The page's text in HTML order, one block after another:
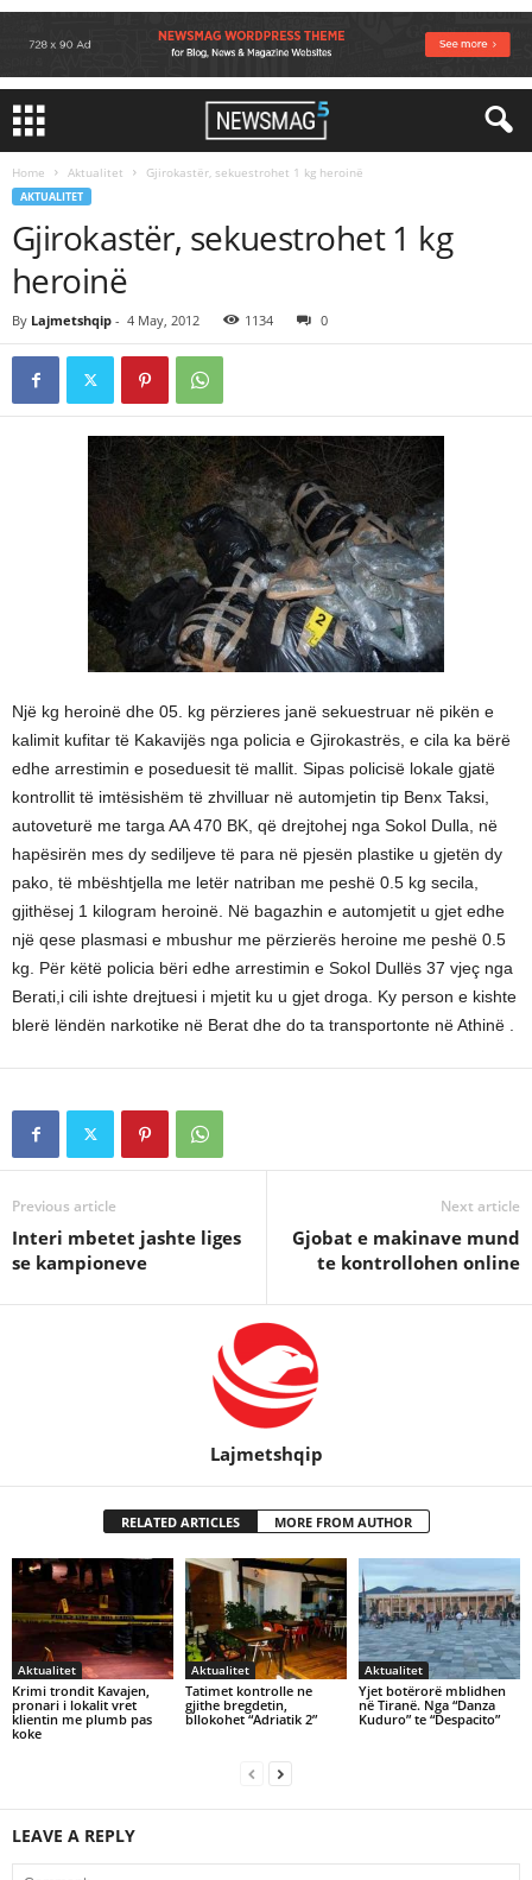
Home Aktualitet Gjirokastër, sekuestrohet 1 kg heroinë
AKTUALITET
Gjirokastër, sekuestrohet 1 kg
heroinë
By Lajmetshqip - 4 May, 2012 1134 0
Një kg heroinë dhe 05. kg përzieres janë sekuestruar në pikën e
kalimit kufitar të Kakavijës nga policia e Gjirokastrës, e cila ka bërë
edhe arrestimin e poseduesit të mallit. Sipas policisë lokale gjatë
kontrollit të imtësishëm të zhvilluar në automjetin tip Benx Taksi,
autoveturë me targa AA 470 BK, që drejtohej nga Sokol Dulla, në
hapësirën mes dy sediljeve të para në pjesën plastike u gjetën dy
pako, të mbështjella me letër natriban me peshë 0.5 kg secila,
gjithësej 1 kilogram heroinë. Në bagazhin e automjetit u gjet edhe
një qese plasmasi e mbushur me përzierës heroine me peshë 0.5
kg. Për këtë policia bëri edhe arrestimin e Sokol Dullës 37 vjeç nga
Berati,i cili ishte drejtuesi i mjetit ku u gjet droga. Ky person e kishte
blerë lëndën narkotike në Berat dhe do ta transportonte në Athinë .
Previous article
Interi mbetet jashte liges
se kampioneve
Next article
Gjobat e makinave mund
te kontrollohen online
Lajmetshqip
RELATED ARTICLES MORE FROM AUTHOR
Aktualitet
Krimi trondit Kavajen,
pronari i lokalit vret
klientin me plumb pas
koke
Aktualitet
Tatimet kontrolle ne
gjithe bregdetin,
bllokohet “Adriatik 2”
Aktualitet
Yjet botërorë mblidhen
në Tiranë. Nga “Danza
Kuduro” te “Despacito”
LEAVE A REPLY